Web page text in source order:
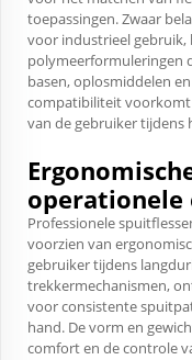
toepassingen. Zwaar
voor industrieel gebruik,
polymeerformuleringen
basen, oplosmiddelen
compatibiliteit voorkomt
van de gebruiker tijdens
Professionele
voorzien van
gebruiker tijdens
trekkermechanismen,
voor consistente
hand. De vorm en
comfort en de controle